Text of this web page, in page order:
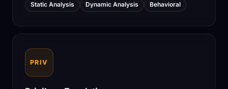
Static Analysis Dynamic Analysis Behavioral
PRIV